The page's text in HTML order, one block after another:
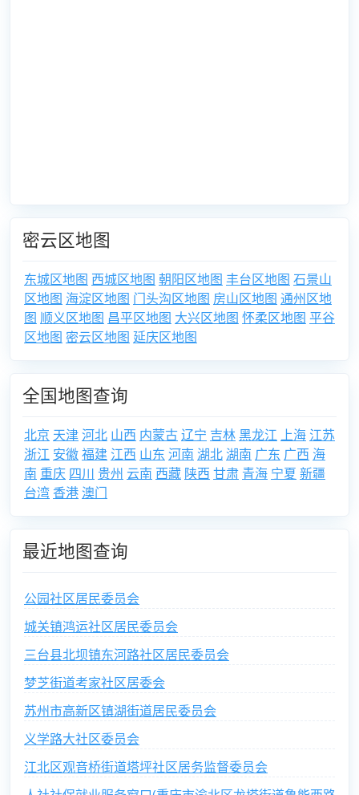
密云区地图
东城区地图 西城区地图 朝阳区地图 丰台区地图 石景山
区地图 海淀区地图 门头沟区地图 房山区地图 通州区地
图 顺义区地图 昌平区地图 大兴区地图 怀柔区地图 平谷
区地图 密云区地图 延庆区地图
全国地图查询
北京 天津河北 山西 内蒙古辽宁 吉林黑龙江 上海 江苏
浙江 安徽福建 江西 山东 河南 湖北湖南 广东 广西 海
南 重庆 四川 贵州 云南 西藏 陕西 甘肃 青海 宁夏 新疆
台湾 香港 澳门
最近地图查询
公园社区居民委员会
城关镇鸿运社区居民委员会
三台县北坝镇东河路社区居民委员会
梦芝街道考家社区居委会
苏州市高新区镇湖街道居民委员会
义学路大社区委员会
江北区观音桥街道塔坪社区居务监督委员会